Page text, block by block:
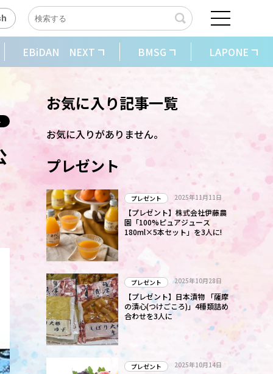
EBiDAN NEXT BMSG LAPONE
お気に入り記事一覧
お気に入りがありません。
プレゼント
プレゼント 2025年11月11日
【プレゼント】株式会社伊藤農
園「100%ピュアジュース
180ml×5本セット」を3人に!
プレゼント 2025年10月28日
【プレゼント】日本漬物 「薩摩
の漬心(つけごころ)」4種類詰め
合わせを3人に
プレゼント 2025年10月14日